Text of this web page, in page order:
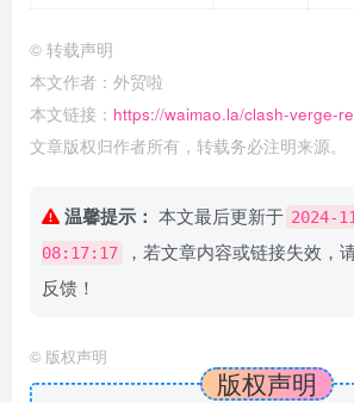
© 转载声明
本文作者：外贸啦
本文链接： https://waimao.la/clash-verge-
文章版权归作者所有，转载务必注明来源。
温馨提示： 本文最后更新于 2024-
08:17:17
，若文章内容或链接失效，
反馈！
© 版权声明
版权声明